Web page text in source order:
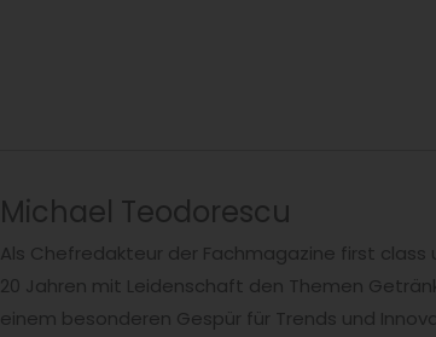
Michael Teodorescu
Als Chefredakteur der Fachmagazine first
20 Jahren mit Leidenschaft den Themen
einem besonderen Gespür für Trends und